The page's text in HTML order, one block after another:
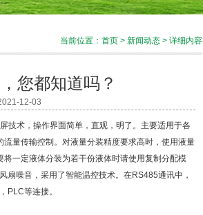
当前位置： 首页 > 新闻动态 > 详细内容
您都知道吗？
12-03
技术，操作界面简单，直观，明了。主要适用于各
量传输控制。对液量分装精度要求高时，使用液量
一定液体分装为若干份液体时请使用复制分配模
扇噪音，采用了智能温控技术。在RS485通讯中，
PLC等连接。